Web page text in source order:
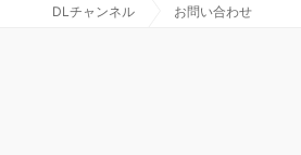
DLチャンネル お問い合わせ